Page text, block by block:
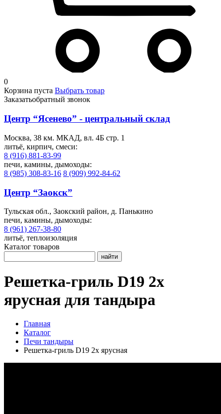
0
Корзина пуста Выбрать товар
Заказатьобратный звонок
Центр “Ясенево” - центральный склад
Москва, 38 км. МКАД, вл. 4Б стр. 1
литьё, кирпич, смеси:
8 (916) 881-83-99
печи, камины, дымоходы:
8 (985) 308-83-16 8 (909) 992-84-62
Центр “Заокск”
Тульская обл., Заокский район, д. Панькино
печи, камины, дымоходы:
8 (961) 267-38-80
литьё, теплоизоляция
Каталог товаров
найти
Решетка-гриль D19 2х
ярусная для тандыра
Главная
Каталог
Печи тандыры
Решетка-гриль D19 2х ярусная